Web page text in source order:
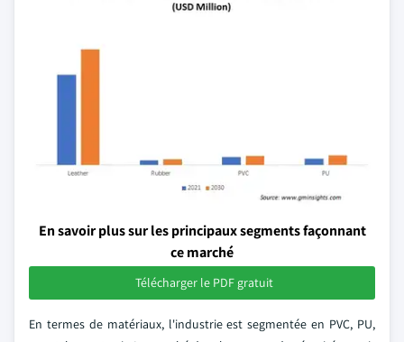
En savoir plus sur les principaux segments façonnant
ce marché
Télécharger le PDF gratuit
En termes de matériaux, l'industrie est segmentée en PVC, PU,